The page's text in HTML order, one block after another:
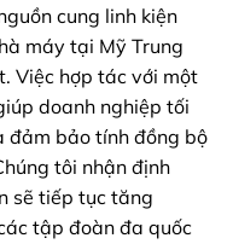
cung linh kiện
máy tại Mỹ Trung
Việc hợp tác với một
doanh nghiệp tối
đảm bảo tính đồng bộ
tôi nhận định
sẽ tiếp tục tăng
tập đoàn đa quốc